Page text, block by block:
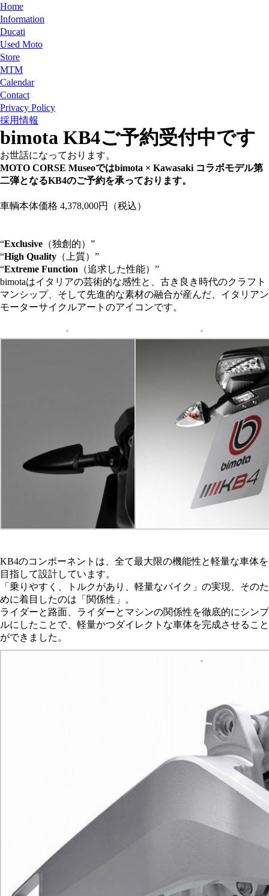
Home
Information
Ducati
Used Moto
Store
MTM
Calendar
Contact
Privacy Policy
採用情報
bimota KB4ご予約受付中です
お世話になっております。
MOTO CORSE Museoではbimota × Kawasaki コラボモデル第
二弾となるKB4のご予約を承っております。
車輌本体価格 4,378,000円（税込）
“Exclusive （独創的）”
“High Quality （上質）”
“Extreme Function （追求した性能）”
bimotaはイタリアの芸術的な感性と、古き良き時代のクラフト
マンシップ、そして先進的な素材の融合が産んだ、イタリアン
モーターサイクルアートのアイコンです。
KB4のコンポーネントは、全て最大限の機能性と軽量な車体を
目指して設計しています。
「乗りやすく、トルクがあり、軽量なバイク」の実現、そのた
めに着目したのは「関係性」。
ライダーと路面、ライダーとマシンの関係性を徹底的にシンプ
ルにしたことで、軽量かつダイレクトな車体を完成させること
ができました。